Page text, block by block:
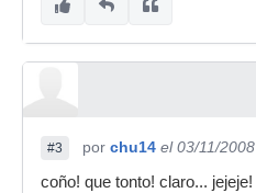
#3 por chu14 el 03/11/2008
coño! que tonto! claro... jejeje!